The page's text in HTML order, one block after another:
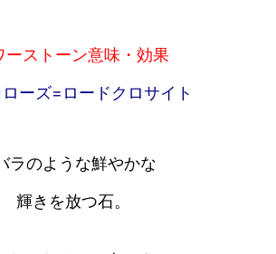
ーストーン意味・効果
ーズ=ロードクロサイト
ラのような鮮やかな
輝きを放つ石。